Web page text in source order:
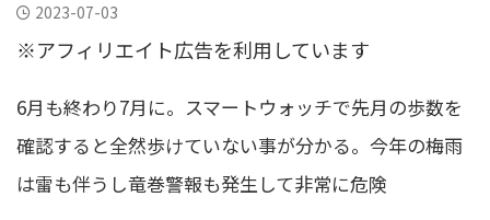
2023-07-03
※アフィリエイト広告を利用しています
6月も終わり7月に。スマートウォッチで先月の歩数を
確認すると全然歩けていない事が分かる。今年の梅雨
は雷も伴うし竜巻警報も発生して非常に危険